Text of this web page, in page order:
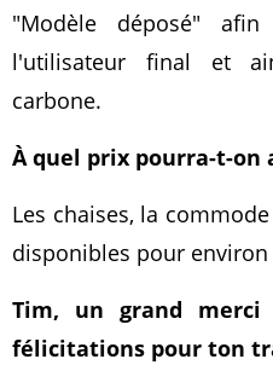
"Modèle déposé"
l'utilisateur final et
carbone.
À quel prix pourra-t-on
Les chaises, la
disponibles pour environ
Tim, un grand
félicitations pour ton